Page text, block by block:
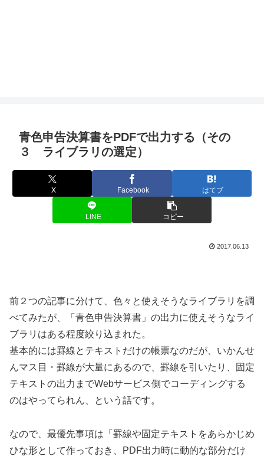
青色申告決算書をPDFで出力する（その
３ ライブラリの選定）
X Facebook はてブ
LINE コピー
2017.06.13
前２つの記事に分けて、色々と使えそうなライブラリを調
べてみたが、「青色申告決算書」の出力に使えそうなライ
ブラリはある程度絞り込まれた。
基本的には罫線とテキストだけの帳票なのだが、いかんせ
んマス目・罫線が大量にあるので、罫線を引いたり、固定
テキストの出力までWebサービス側でコーディングする
のはやってられん、という話です。
なので、最優先事項は「罫線や固定テキストをあらかじめ
ひな形として作っておき、PDF出力時に動的な部分だけ